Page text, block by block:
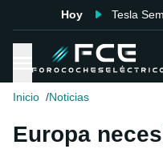
Hoy Tesla
Inicio Noticias
Europa